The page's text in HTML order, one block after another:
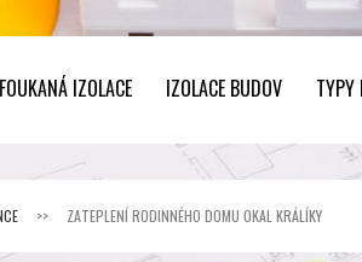
FOUKANÁ IZOLACE IZOLACE BUDOV TYPY
>> ZATEPLENÍ RODINNÉHO DOMU OKAL KRÁLÍKY